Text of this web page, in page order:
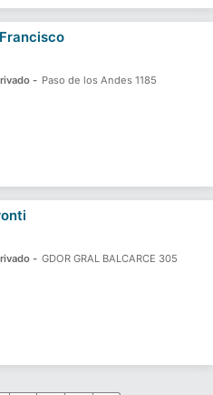
- Paso de los Andes 1185
- GDOR GRAL BALCARCE 305